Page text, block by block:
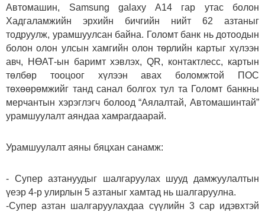
Автомашин, Samsung galaxy A14 гар утас болон
Хадгаламжийн эрхийн бичгийн нийт 62 азтаныг
тодруулж, урамшуулсан байна. Голомт банк нь дотоодын
болон олон улсын хамгийн олон төрлийн картыг хүлээн
авч, НӨАТ-ын баримт хэвлэх, QR, контактлесс, картын
төлбөр тооцоог хүлээн авах боломжтой ПОС
төхөөрөмжийг танд санал болгох тул та Голомт банкны
мерчантын хэрэглэгч болоод “Аялалтай, Автомашинтай”
урамшуулалт аяндаа хамрагдаарай.
Урамшуулалт аяны бяцхан санамж:
- Супер азтануудыг шалгаруулах шууд дамжуулалтын
үеэр 4-р улирлын 5 азтаныг хамтад нь шалгаруулна.
-Супер азтан шалгаруулахдаа сүүлийн 3 сар идэвхтэй